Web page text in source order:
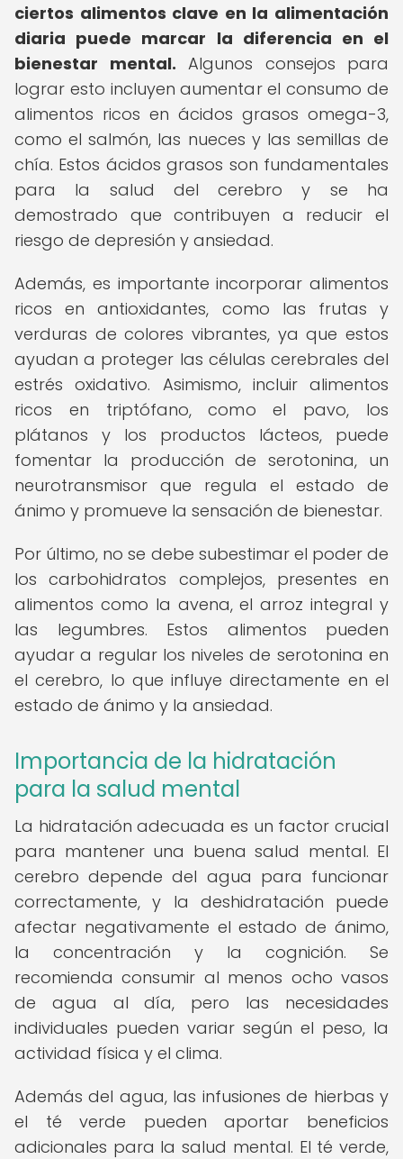
ciertos alimentos clave en la alimentación
diaria puede marcar la diferencia en el
bienestar mental. Algunos consejos para
lograr esto incluyen aumentar el consumo de
alimentos ricos en ácidos grasos omega-3,
como el salmón, las nueces y las semillas de
chía. Estos ácidos grasos son fundamentales
para la salud del cerebro y se ha
demostrado que contribuyen a reducir el
riesgo de depresión y ansiedad.
Además, es importante incorporar alimentos
ricos en antioxidantes, como las frutas y
verduras de colores vibrantes, ya que estos
ayudan a proteger las células cerebrales del
estrés oxidativo. Asimismo, incluir alimentos
ricos en triptófano, como el pavo, los
plátanos y los productos lácteos, puede
fomentar la producción de serotonina, un
neurotransmisor que regula el estado de
ánimo y promueve la sensación de bienestar.
Por último, no se debe subestimar el poder de
los carbohidratos complejos, presentes en
alimentos como la avena, el arroz integral y
las legumbres. Estos alimentos pueden
ayudar a regular los niveles de serotonina en
el cerebro, lo que influye directamente en el
estado de ánimo y la ansiedad.
Importancia de la hidratación
para la salud mental
La hidratación adecuada es un factor crucial
para mantener una buena salud mental. El
cerebro depende del agua para funcionar
correctamente, y la deshidratación puede
afectar negativamente el estado de ánimo,
la concentración y la cognición. Se
recomienda consumir al menos ocho vasos
de agua al día, pero las necesidades
individuales pueden variar según el peso, la
actividad física y el clima.
Además del agua, las infusiones de hierbas y
el té verde pueden aportar beneficios
adicionales para la salud mental. El té verde,